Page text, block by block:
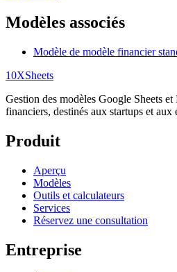
Modèles associés
Modèle de modèle financier
10XSheets
Gestion des modèles Google Sheets
financiers, destinés aux startups et aux
Produit
Aperçu
Modèles
Outils et calculateurs
Services
Réservez une consultation
Entreprise